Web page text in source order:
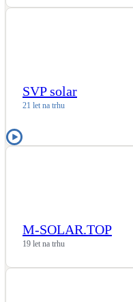
Kotle
Šedá i černá
SVP solar
21 let na trhu
M-SOLAR.TOP
19 let na trhu